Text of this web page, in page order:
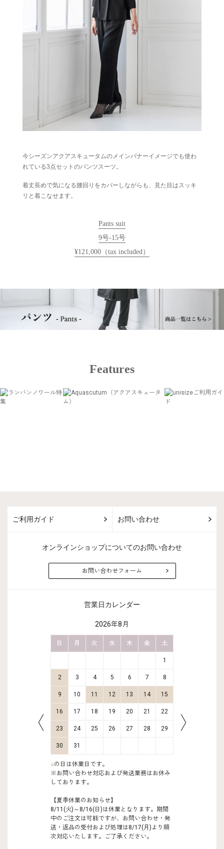
今シーズンアクアスキュータムのメインバナーイメージでも使わ
れている3点セットのパンツスーツ。
着丈長めで気になる腰回りをカバーしながらも、見た目はスッキ
リと着こなせます。
Pants suit
9号-15号
¥121,000（tax included）
Features
ご利用ガイド お問い合わせ
オンラインショップについてのお問い合わせ
お問い合わせフォーム
営業日カレンダー
2026年8月
日 月 火 水 木 金 土
1
2 3 4 5 6 7 8
9 10 11 12 13 14 15
16 17 18 19 20 21 22
23 24 25 26 27 28 29
30 31
■の日は休業日です。
※お問い合わせ対応および発送業務はお休み
しております。
【夏季休業のお知らせ】
8/11(火)～8/16(日)は休業となります。期間
中のご注文は可能ですが、お問い合わせ・発
送・返品の受付および処理は8/17(月)より順
次対応いたします。ご了承ください。